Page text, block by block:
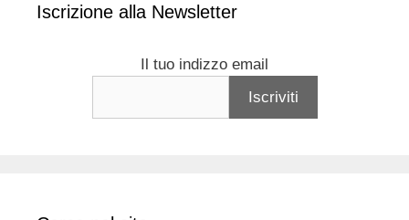
Iscrizione alla Newsletter
Il tuo indizzo email